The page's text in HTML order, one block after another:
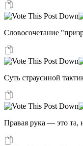
Словосочетание
Суть страусиной
Правая рука — это та,